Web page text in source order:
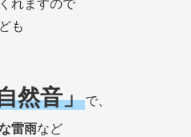
れますので
も
然音」で、
雷雨など